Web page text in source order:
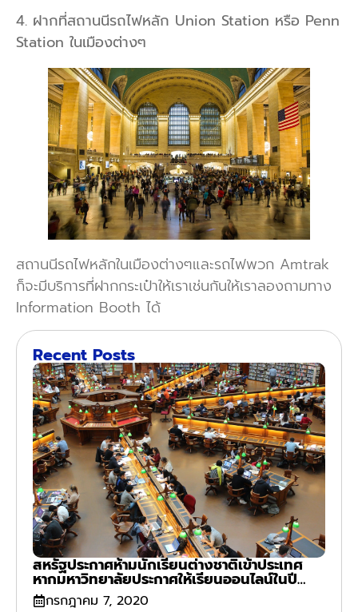
4. ฝากที่สถานนีรถไฟหลัก Union Station หรือ Penn
Station ในเมืองต่างๆ
สถานนีรถไฟหลักในเมืองต่างๆและรถไฟพวก Amtrak
ก็จะมีบริการที่ฝากกระเป๋าให้เราเช่นกันให้เราลองถามทาง
Information Booth ได้
Recent Posts
สหรัฐประกาศห้ามนักเรียนต่างชาติเข้าประเทศ
หากมหาวิทยาลัยประกาศให้เรียนออนไลน์ในปี
2020
กรกฎาคม 7, 2020